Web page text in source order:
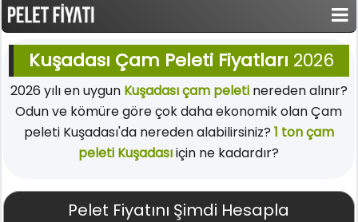
Kuşadası Çam Peleti Fiyatları 2026
2026 yılı en uygun Kuşadası çam peletinereden alınır?
Odun ve kömüre göre çok daha ekonomik olan Çam
peleti Kuşadası'da nereden alabilirsiniz? 1 ton çam
peleti Kuşadasıiçin ne kadardır?
Pelet Fiyatını Şimdi Hesapla